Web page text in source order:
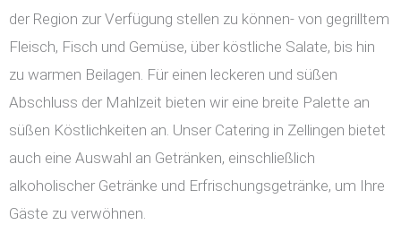
der Region zur Verfügung stellen zu können- von gegrilltem
Fleisch, Fisch und Gemüse, über köstliche Salate, bis hin
zu warmen Beilagen. Für einen leckeren und süßen
Abschluss der Mahlzeit bieten wir eine breite Palette an
süßen Köstlichkeiten an. Unser Catering in Zellingen bietet
auch eine Auswahl an Getränken, einschließlich
alkoholischer Getränke und Erfrischungsgetränke, um Ihre
Gäste zu verwöhnen.